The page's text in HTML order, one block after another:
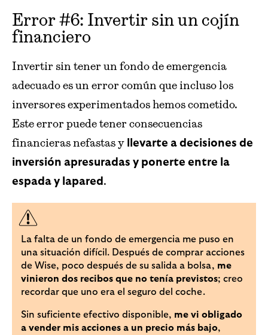
Error #6: Invertir sin un cojín
financiero
Invertir sin tener un fondo de emergencia
adecuado es un error común que incluso los
inversores experimentados hemos cometido.
Este error puede tener consecuencias
financieras nefastas y
llevarte a decisiones de
inversión apresuradas y ponerte entre la
espada y lapared .
La falta de un fondo de emergencia me puso en
una situación difícil. Después de comprar acciones
de Wise, poco después de su salida a bolsa, me
vinieron dos recibos que no tenía previstos; creo
recordar que uno era el seguro del coche.
Sin suficiente efectivo disponible, me vi obligado
a vender mis acciones a un precio más bajo,